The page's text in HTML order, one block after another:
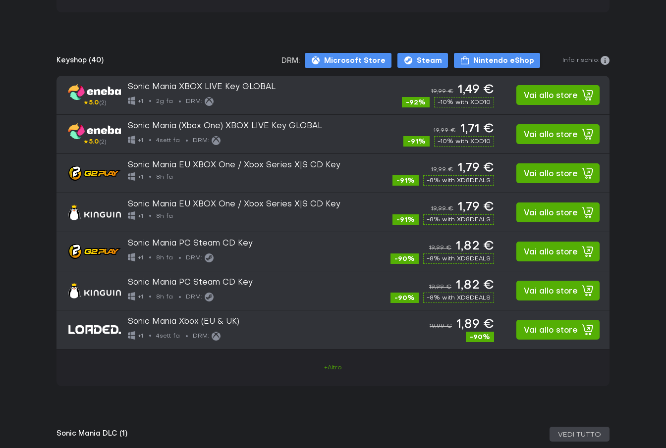
Keyshop (40) DRM: Microsoft Store Steam Nintendo eShop Info rischio:
★5.0(2)
Sonic Mania XBOX LIVE Key GLOBAL
+1 2g fa DRM:
19,99 € 1,49 €
-92% -10% with XDD10
Vai allo store
★5.0(2)
Sonic Mania (Xbox One) XBOX LIVE Key GLOBAL
+1 4sett fa DRM:
19,99 € 1,71 €
-91% -10% with XDD10
Vai allo store
Sonic Mania EU XBOX One / Xbox Series X|S CD Key
+1 8h fa
19,99 € 1,79 €
-91% -8% with XD8DEALS
Vai allo store
Sonic Mania EU XBOX One / Xbox Series X|S CD Key
+1 8h fa
19,99 € 1,79 €
-91% -8% with XD8DEALS
Vai allo store
Sonic Mania PC Steam CD Key
+1 8h fa DRM:
19,99 € 1,82 €
-90% -8% with XD8DEALS
Vai allo store
Sonic Mania PC Steam CD Key
+1 8h fa DRM:
19,99 € 1,82 €
-90% -8% with XD8DEALS
Vai allo store
Sonic Mania Xbox (EU & UK)
+1 4sett fa DRM:
19,99 € 1,89 €
-90%
Vai allo store
+Altro
Sonic Mania DLC (1) VEDI TUTTO